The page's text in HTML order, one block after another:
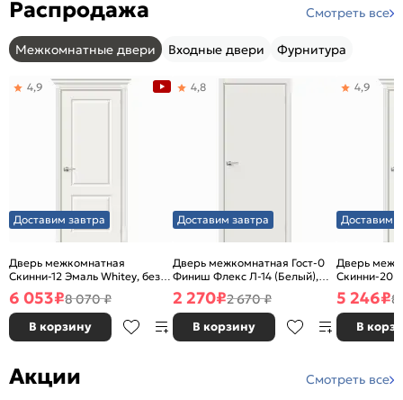
Распродажа Смотреть все
Межкомнатные двери Входные двери Фурнитура
Доставим завтра
Дверь межкомнатная
Скинни-12 Эмаль Whitey, без
декора, глухая, без стекла,
без кромки, скиновая
4,9
6 053₽8 070 ₽
В корзину
Доставим завтра
Дверь межкомнатная Гост-0
Финиш Флекс Л-14 (Белый),
глухая, каркасно-щитовая
4,8
2 270₽2 670 ₽
В корзину
Доставим
Дверь
Скинни-20
декора,
без кромки,
4,9
5 246₽8
В
Акции Смотреть все